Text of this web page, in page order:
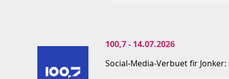
100,7 - 14.07.2026
Social-Media-Verbuet fir